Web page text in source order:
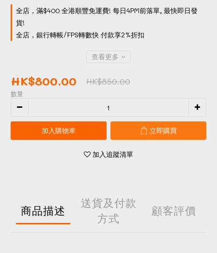
全店，滿$400 全港順豐免運費! 每日4PM前落單, 最快即日發
貨!
全店，銀行轉帳/FPS轉數快 付款享2%折扣
查看更多
HK$800.00 HK$850.00
數量
加入購物車 立即購買
加入追蹤清單
商品描述
送貨及付款
方式
顧客評價